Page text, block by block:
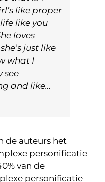
like proper
like you
loves
just like
what I
see
and like…
de auteurs het
personificatie
van de
personificatie